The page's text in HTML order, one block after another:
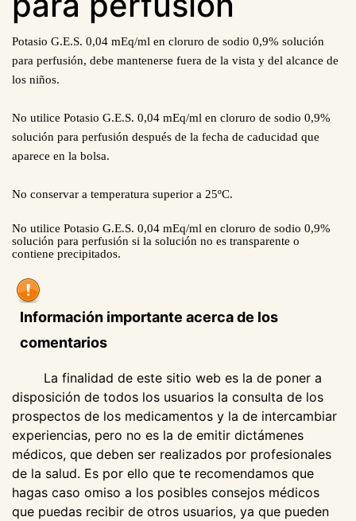
Potasio G.E.S. 0,04 mEq/ml en cloruro de sodio 0,9% solución
para perfusión, debe mantenerse fuera de la vista y del alcance de
los niños.
No utilice Potasio G.E.S. 0,04 mEq/ml en cloruro de sodio 0,9%
solución para perfusión después de la fecha de caducidad que
aparece en la bolsa.
No conservar a temperatura superior a 25ºC.
No utilice Potasio G.E.S. 0,04 mEq/ml en cloruro de sodio 0,9%
solución para perfusión si la solución no es transparente o
contiene precipitados.
Información importante acerca de los
comentarios
La finalidad de este sitio web es la de poner a
disposición de todos los usuarios la consulta de los
prospectos de los medicamentos y la de intercambiar
experiencias, pero no es la de emitir dictámenes
médicos, que deben ser realizados por profesionales
de la salud. Es por ello que te recomendamos que
hagas caso omiso a los posibles consejos médicos
que puedas recibir de otros usuarios, ya que pueden